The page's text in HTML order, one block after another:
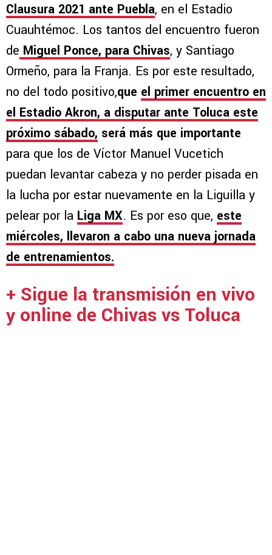
Clausura 2021 ante Puebla, en el Estadio
Cuauhtémoc. Los tantos del encuentro fueron
de Miguel Ponce, para Chivas, y Santiago
Ormeño, para la Franja. Es por este resultado,
no del todo positivo,que el primer encuentro en
el Estadio Akron, a disputar ante Toluca este
próximo sábado, será más que importante
para que los de Víctor Manuel Vucetich
puedan levantar cabeza y no perder pisada en
la lucha por estar nuevamente en la Liguilla y
pelear por la Liga MX. Es por eso que, este
miércoles, llevaron a cabo una nueva jornada
de entrenamientos.
+ Sigue la transmisión en vivo
y online de Chivas vs Toluca